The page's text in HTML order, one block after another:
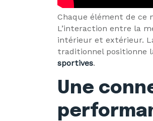
Chaque élément de ce
L’interaction entre la
intérieur et extérieur.
traditionnel positionne
sportives.
Une